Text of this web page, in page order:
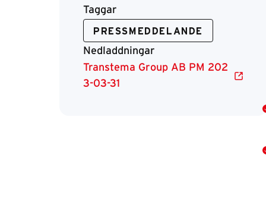
Taggar
PRESSMEDDELANDE
Nedladdningar
Transtema Group AB PM 202
3-03-31